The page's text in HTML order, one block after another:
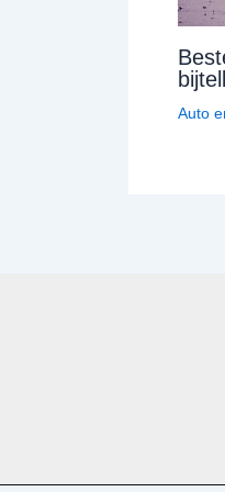
Auto